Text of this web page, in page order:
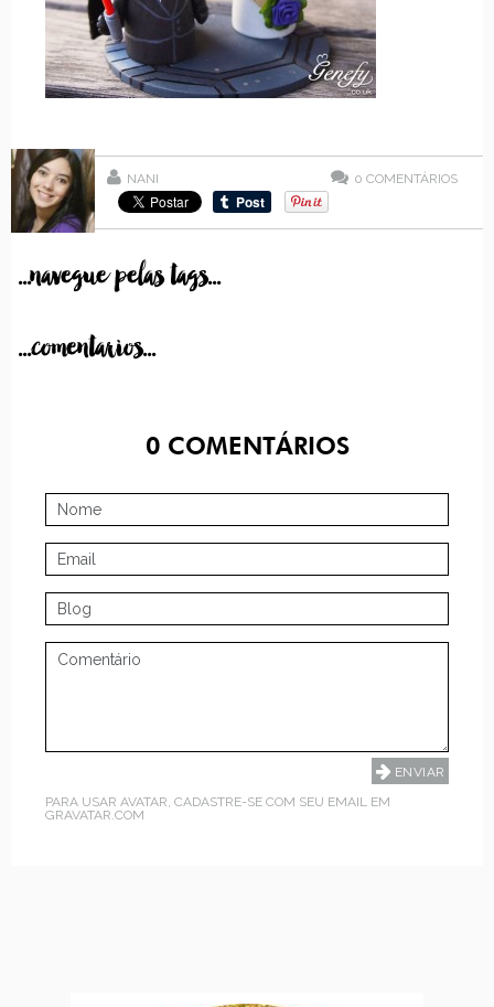
NANI 0 COMENTÁRIOS
...navegue pelas tags...
...comentarios...
0COMENTÁRIOS
PARA USAR AVATAR, CADASTRE-SE COM SEU EMAIL EM
GRAVATAR.COM